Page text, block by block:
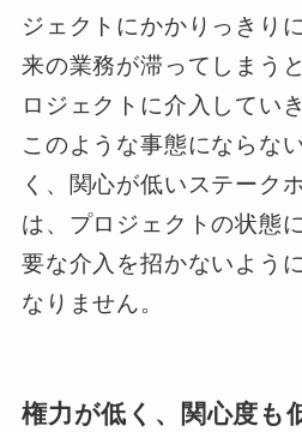
ジェクトにかかりっきり
来の業務が滞ってしまう
ロジェクトに介入してい
このような事態にならな
く、関心が低いステーク
は、プロジェクトの状態
要な介入を招かないよう
なりません。
権力が低く、関心度も